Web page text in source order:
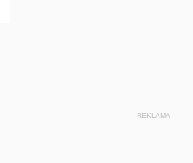
REKLAMA